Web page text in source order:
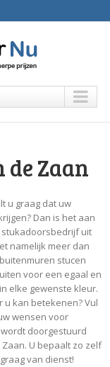
de Zaan
u graag dat uw
Dan is het aan
uit
namelijk meer dan
stucen
voor een egaal en
elke gewenste kleur.
kan betekenen? Vul
wensen voor
doorgestuurd
U bepaalt zo zelf
van dienst!